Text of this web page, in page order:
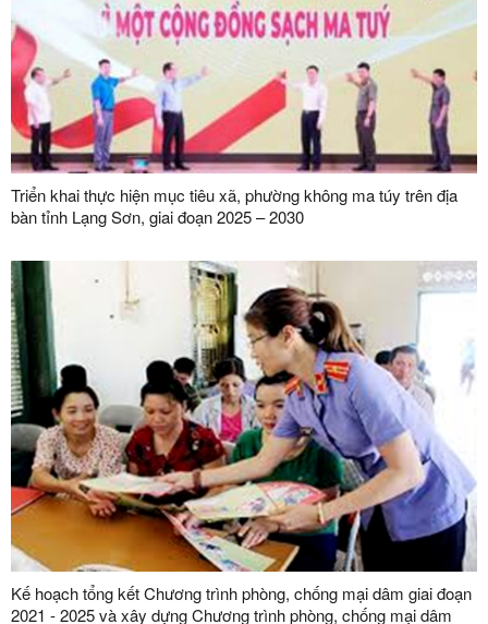
Triển khai thực hiện mục tiêu xã, phường không ma túy trên địa
bàn tỉnh Lạng Sơn, giai đoạn 2025 – 2030
Kế hoạch tổng kết Chương trình phòng, chống mại dâm giai đoạn
2021 - 2025 và xây dựng Chương trình phòng, chống mại dâm